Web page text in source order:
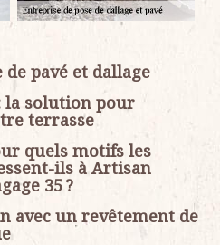
pavé et dallage
la solution pour
terrasse
quels motifs les
ils à Artisan
35 ?
avec un revêtement de